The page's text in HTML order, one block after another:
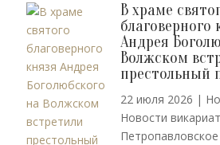
В храме
благоверного
Андрея
Волжском
престольный
22 июля 2026 |
Новости